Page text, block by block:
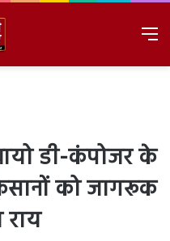
डी-कंपोजर के
को जागरूक